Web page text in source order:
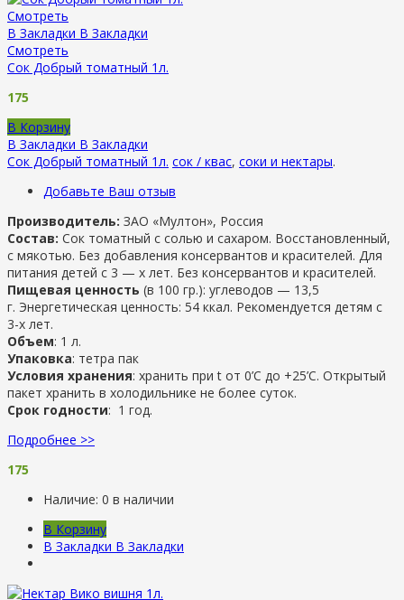
Смотреть
В Закладки В Закладки
Смотреть
Сок Добрый томатный 1л.
175
В Корзину
В Закладки В Закладки
Сок Добрый томатный 1л. сок / квас, соки и нектары.
Добавьте Ваш отзыв
Производитель: ЗАО «Мултон», Россия
Состав: Сок томатный с солью и сахаром. Восстановленный,
с мякотью. Без добавления консервантов и красителей. Для
питания детей с 3 — х лет. Без консервантов и красителей.
Пищевая ценность (в 100 гр.): углеводов — 13,5
г. Энергетическая ценность: 54 ккал. Рекомендуется детям с
3-х лет.
Объем: 1 л.
Упаковка: тетра пак
Условия хранения: хранить при t от 0’C до +25’C. Открытый
пакет хранить в холодильнике не более суток.
Срок годности: 1 год.
Подробнее >>
175
Наличие: 0 в наличии
В Корзину
В Закладки В Закладки